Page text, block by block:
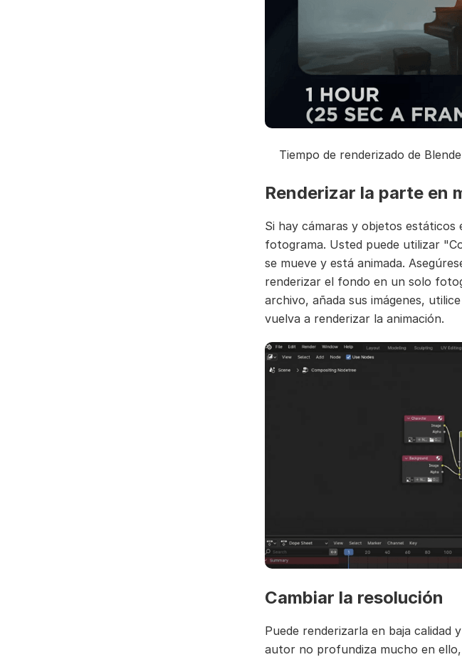
Tiempo de renderizado de
Renderizar la parte en
Si hay cámaras y objetos estáticos
fotograma. Usted puede utilizar
se mueve y está animada.
renderizar el fondo en un solo
archivo, añada sus imágenes,
vuelva a renderizar la animación.
Cambiar la resolución
Puede renderizarla en baja calidad
autor no profundiza mucho en